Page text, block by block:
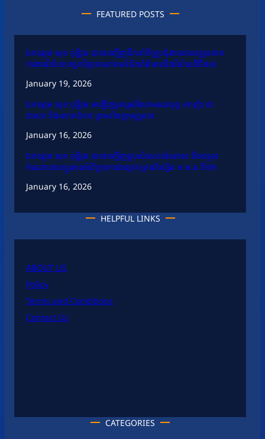
FEATURED POSTS
ឯកឧត្តម សុខ ពុទ្ធិវុធ បានអញ្ជើញដឹកនាំកិច្ចប្រជុំតាមដានវឌ្ឍនភាព
ការងារវិស័យបច្ចេកវិទ្យាគមនាគមន៍និងព័ត៌មាននិងវិស័យឌីជីថល
January 19, 2026
ឯកឧត្តម សុខ ពុទ្ធិវុធ អញ្ជើញចូលរួមរំលែកមរណទុក្ខ ឧកញ៉ា ជា
ដាណា និងលោកជំទាវ ព្រមទាំងក្រុមគ្រួសារ
January 16, 2026
ឯកឧត្តម សុខ ពុទ្ធិវុធ បានអញ្ជើញជួបសំណេះសំណាល និងទទួល
អំណោយសប្បុរសធម៌ពីក្រុមការងារគ្រប់គ្រងនិស្សិត អ.ម.ត ទី១២
January 16, 2026
HELPFUL LINKS
ABOUT US
Policy
Terms and Conditions
Contact Us
CATEGORIES